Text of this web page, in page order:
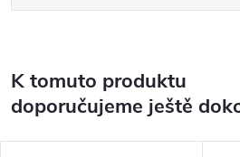
K tomuto produktu
doporučujeme ještě